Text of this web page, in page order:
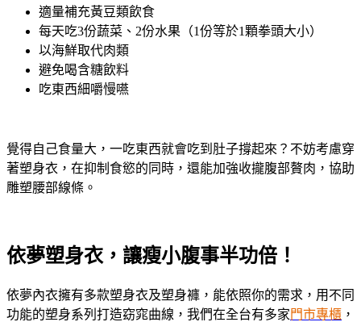
適量補充黃豆類飲食
每天吃3份蔬菜、2份水果（1份等於1顆拳頭大小）
以海鮮取代肉類
避免喝含糖飲料
吃東西細嚼慢嚥
覺得自己食量大，一吃東西就會吃到肚子撐起來？不妨考慮穿
著塑身衣，在抑制食慾的同時，還能加強收攏腹部贅肉，協助
雕塑腰部線條。
依夢塑身衣，讓瘦小腹事半功倍！
依夢內衣擁有多款塑身衣及塑身褲，能依照你的需求，用不同
功能的塑身系列打造窈窕曲線，我們在全台有多家門市專櫃 ，